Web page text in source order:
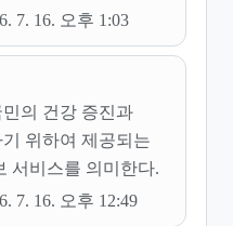
7. 16. 오후 1:03
의 건강 증진과
위하여 제공되는
서비스를 의미한다.
7. 16. 오후 12:49